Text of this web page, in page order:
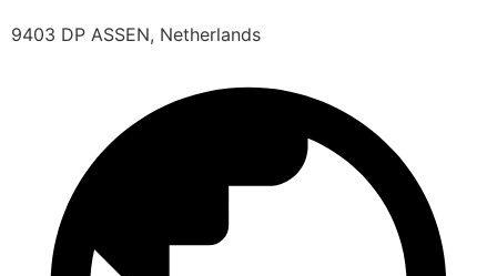
9403 DP ASSEN, Netherlands